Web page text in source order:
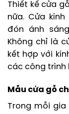
Thiết kế cửa
nữa. Cửa
đón ánh
Không chỉ là
kết hợp với
các công trình
Mẫu cửa gỗ
Trong mỗi